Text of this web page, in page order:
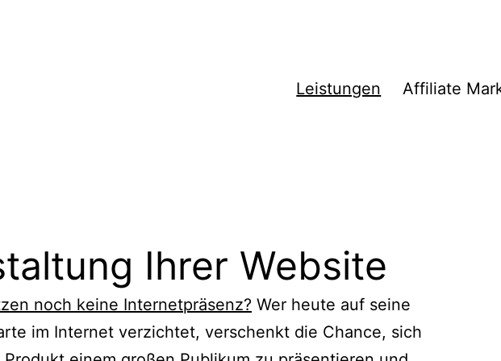
Leistungen Affiliate
Ihrer Website
noch keine Internetpräsenz? Wer heute auf seine
im Internet verzichtet, verschenkt die Chance, sich